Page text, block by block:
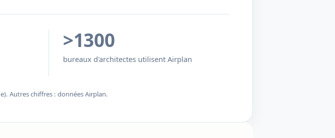
>1300
bureaux d'architectes utilisent Airplan
Autres chiffres : données Airplan.